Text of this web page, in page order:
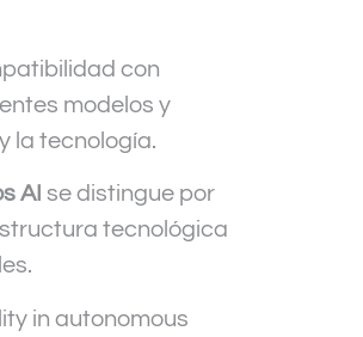
con
modelos y
la tecnología.
AI se distingue por
tecnológica
in autonomous